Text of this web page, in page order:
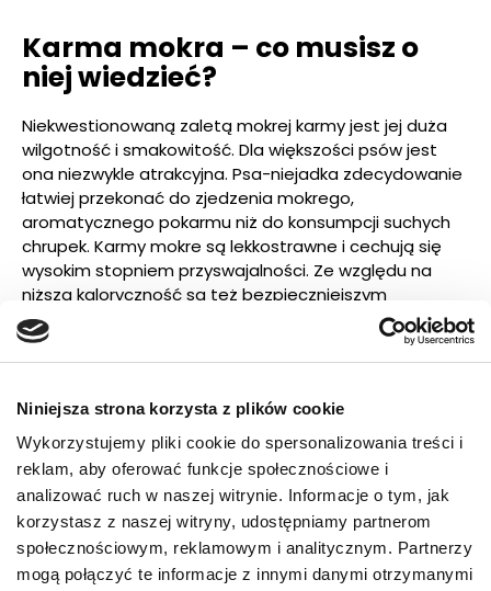
Niniejsza strona korzysta z plików cookie
Wykorzystujemy pliki cookie do spersonalizowania treści i
reklam, aby oferować funkcje społecznościowe i
analizować ruch w naszej witrynie. Informacje o tym, jak
korzystasz z naszej witryny, udostępniamy partnerom
społecznościowym, reklamowym i analitycznym. Partnerzy
mogą połączyć te informacje z innymi danymi otrzymanymi
Karma mokra – co musisz o
niej wiedzieć?
Niekwestionowaną zaletą mokrej karmy jest jej duża
wilgotność i smakowitość. Dla większości psów jest
ona niezwykle atrakcyjna. Psa-niejadka zdecydowanie
łatwiej przekonać do zjedzenia mokrego,
aromatycznego pokarmu niż do konsumpcji suchych
chrupek. Karmy mokre są lekkostrawne i cechują się
wysokim stopniem przyswajalności. Ze względu na
niższą kaloryczność są też bezpieczniejszym
rozwiązaniem dla psów z tendencją do nadwagi. Czy
mokra karma ma wady? Niewielkie. Jest nieco droższa,
trudniejsza w transporcie i przechowywaniu niż karma
Dieta mieszana – kiedy warto
ją zastosować?
Psy, podobnie jak ludzie, mają swoje preferencje
żywieniowe. Łączenie obu typów karmy może być
dobrym pomysłem na zaspokojenie potrzeb